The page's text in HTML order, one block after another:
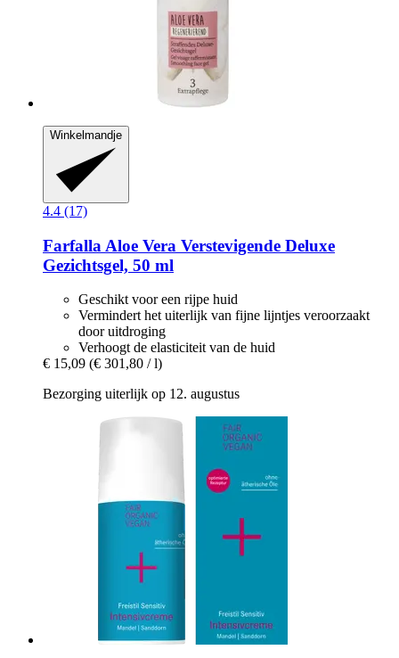
Winkelmandje
4.4 (17)
Farfalla Aloe Vera Verstevigende Deluxe
Gezichtsgel, 50 ml
Geschikt voor een rijpe huid
Vermindert het uiterlijk van fijne lijntjes veroorzaakt
door uitdroging
Verhoogt de elasticiteit van de huid
€ 15,09 (€ 301,80 / l)
Bezorging uiterlijk op 12. augustus